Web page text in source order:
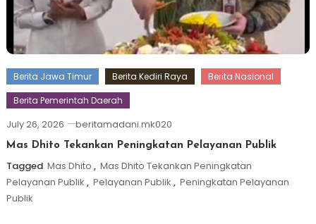
Berita Jawa Timur Berita Kediri Raya
Berita Nasional
Berita Pemerintah Daerah
July 26, 2026 beritamadani.mk020
Mas Dhito Tekankan Peningkatan Pelayanan Publik
Tagged Mas Dhito , Mas Dhito Tekankan Peningkatan
Pelayanan Publik , Pelayanan Publik , Peningkatan Pelayanan
Publik